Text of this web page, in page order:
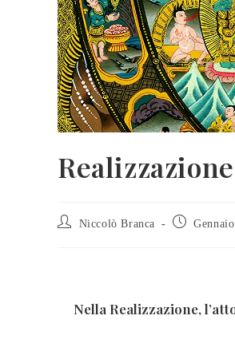
Niccolò Branca
Nella Realizzazione,